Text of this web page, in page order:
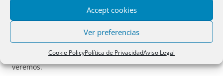
Accept cookies
Ver preferencias
Cookie PolicyPolítica de PrivacidadAviso Legal
Primera Instancia, ni las que tengan por objeto la garantía
financiera sujeta al Real Decreto-ley 5/2005. También cabe
entender por dicha remisión que la paralización se
comunicará por el letrado AJ a los órganos ejecutantes,
debiendo estos proceder a la paralización, como luego
veremos.